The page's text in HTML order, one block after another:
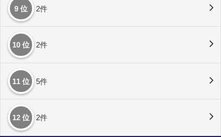
9 位 2件
10 位 2件
11 位 5件
12 位 2件